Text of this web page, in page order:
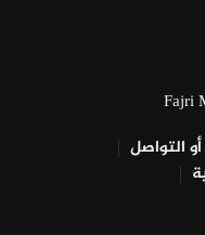
التواصل